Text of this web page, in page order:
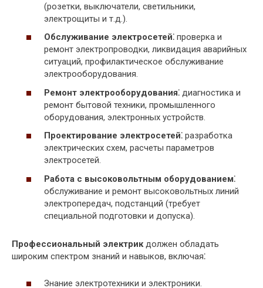
(розетки, выключатели, светильники,
электрощиты и т.д.).
Обслуживание электросетей⁚ проверка и
ремонт электропроводки, ликвидация аварийных
ситуаций, профилактическое обслуживание
электрооборудования.
Ремонт электрооборудования⁚ диагностика и
ремонт бытовой техники, промышленного
оборудования, электронных устройств.
Проектирование электросетей⁚ разработка
электрических схем, расчеты параметров
электросетей.
Работа с высоковольтным оборудованием⁚
обслуживание и ремонт высоковольтных линий
электропередач, подстанций (требует
специальной подготовки и допуска).
Профессиональный электрикдолжен обладать
широким спектром знаний и навыков, включая⁚
Знание электротехники и электроники.